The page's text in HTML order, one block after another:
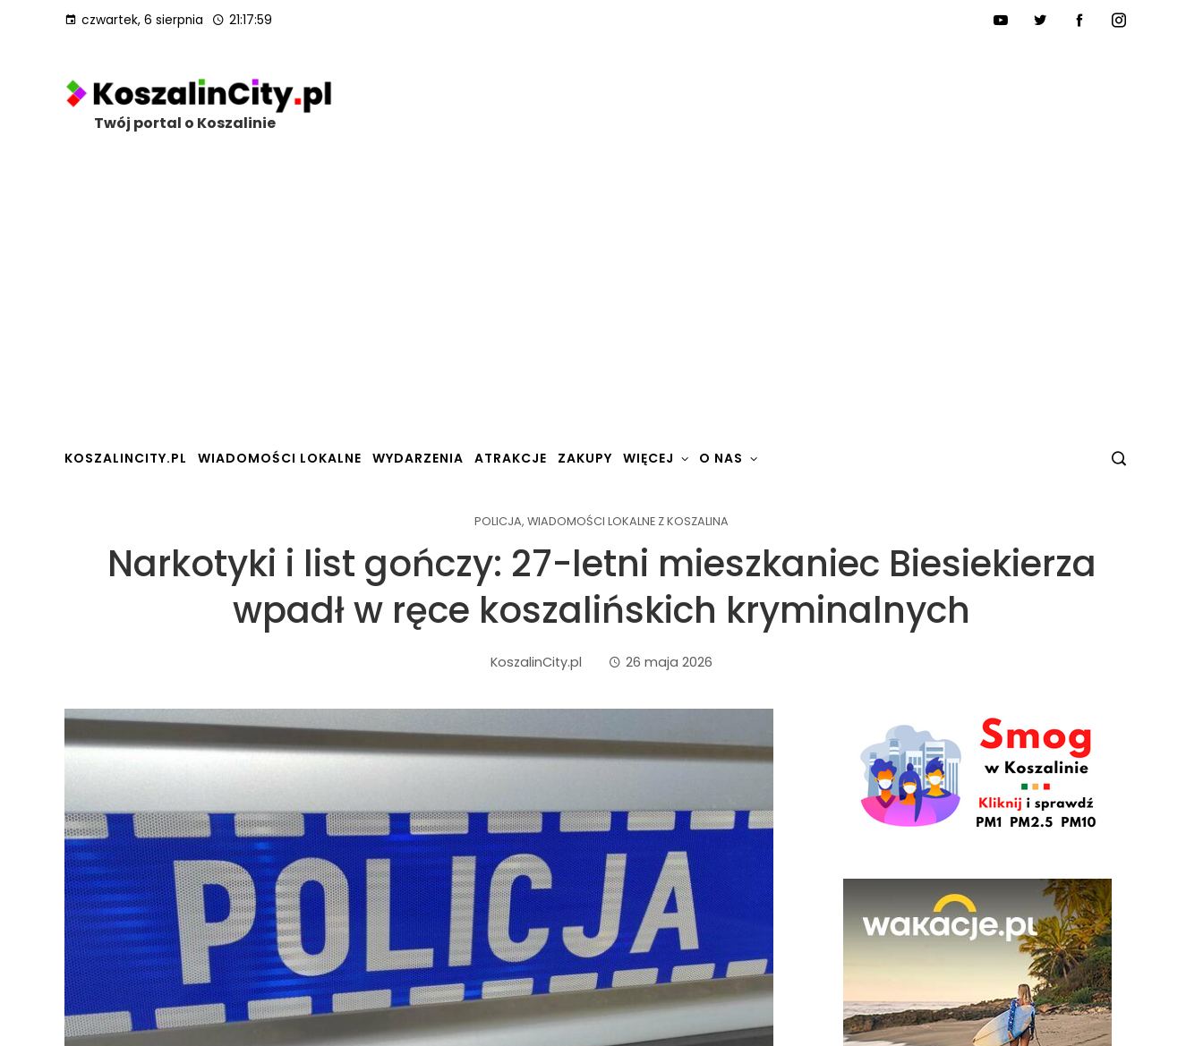
czwartek, 6 sierpnia 21:18:00
Twój portal o Koszalinie
KOSZALINCITY.PL WIADOMOŚCI LOKALNE WYDARZENIA ATRAKCJE ZAKUPY WIĘCEJ O NAS
POLICJA, WIADOMOŚCI LOKALNE Z KOSZALINA
Narkotyki i list gończy: 27-letni mieszkaniec Biesiekierza
wpadł w ręce koszalińskich kryminalnych
KoszalinCity.pl 26 maja 2026